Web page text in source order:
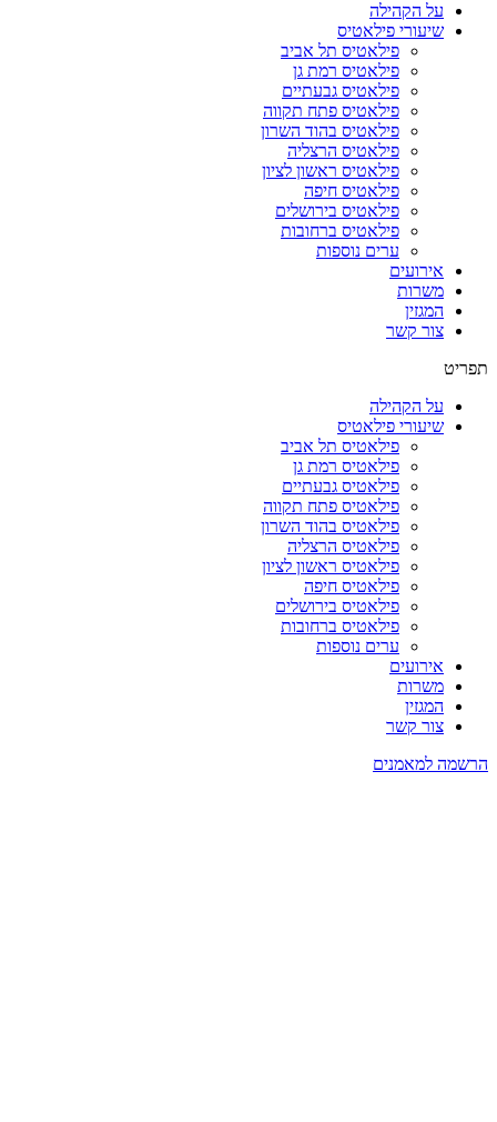
על הקהילה
שיעורי פילאטיס
פילאטיס תל אביב
פילאטיס רמת גן
פילאטיס גבעתיים
פילאטיס פתח תקווה
פילאטיס בהוד השרון
פילאטיס הרצליה
פילאטיס ראשון לציון
פילאטיס חיפה
פילאטיס בירושלים
פילאטיס ברחובות
ערים נוספות
אירועים
משרות
המגזין
צור קשר
תפריט
על הקהילה
שיעורי פילאטיס
פילאטיס תל אביב
פילאטיס רמת גן
פילאטיס גבעתיים
פילאטיס פתח תקווה
פילאטיס בהוד השרון
פילאטיס הרצליה
פילאטיס ראשון לציון
פילאטיס חיפה
פילאטיס בירושלים
פילאטיס ברחובות
ערים נוספות
אירועים
משרות
המגזין
צור קשר
הרשמה למאמנים